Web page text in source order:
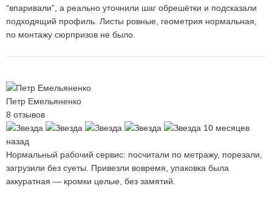
“впаривали”, а реально уточнили шаг обрешётки и подсказали
подходящий профиль. Листы ровные, геометрия нормальная,
по монтажу сюрпризов не было.
Петр Емельяненко
8 отзывов
10 месяцев
назад
Нормальный рабочий сервис: посчитали по метражу, порезали,
загрузили без суеты. Привезли вовремя, упаковка была
аккуратная — кромки целые, без замятий.